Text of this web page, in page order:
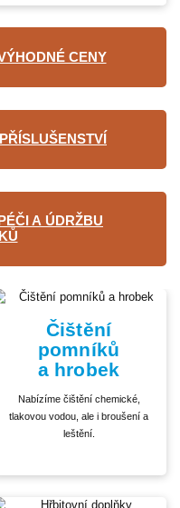
CENY
A ÚDRŽBU
Čištění
pomníků
a hrobek
Nabízíme čištění chemické,
tlakovou vodou, ale i broušení a
leštění.